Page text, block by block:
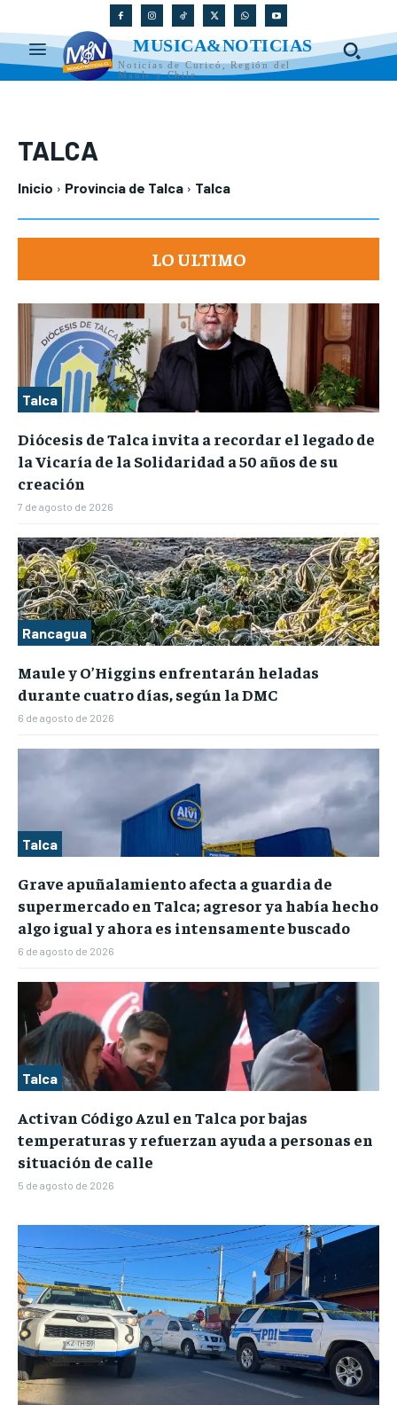
MUSICA&NOTICIAS
Noticias de Curicó, Región del
Maule y Chile
TALCA
Inicio Provincia de Talca Talca
LO ULTIMO
Talca
Diócesis de Talca invita a recordar el legado de
la Vicaría de la Solidaridad a 50 años de su
creación
7 de agosto de 2026
Rancagua
Maule y O’Higgins enfrentarán heladas
durante cuatro días, según la DMC
6 de agosto de 2026
Talca
Grave apuñalamiento afecta a guardia de
supermercado en Talca; agresor ya había hecho
algo igual y ahora es intensamente buscado
6 de agosto de 2026
Talca
Activan Código Azul en Talca por bajas
temperaturas y refuerzan ayuda a personas en
situación de calle
5 de agosto de 2026